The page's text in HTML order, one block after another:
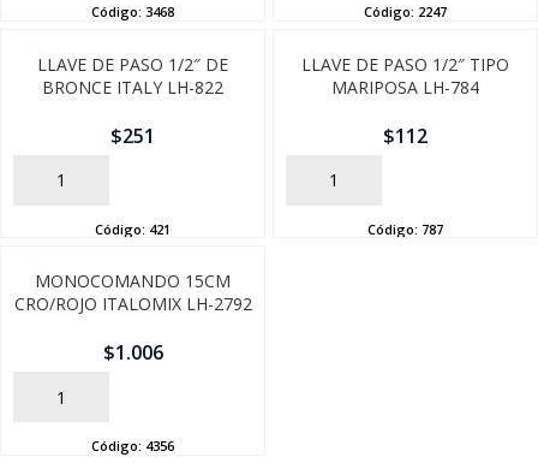
Código: 3468 Código: 2247
LLAVE DE PASO 1/2″ DE
BRONCE ITALY LH-822
$251
AÑADIR
Código: 421
LLAVE DE PASO 1/2″ TIPO
MARIPOSA LH-784
$112
AÑADIR
Código: 787
MONOCOMANDO 15CM
CRO/ROJO ITALOMIX LH-2792
$1.006
AÑADIR
Código: 4356